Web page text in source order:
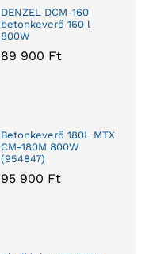
DENZEL DCM-160
betonkeverő 160 l
800W
89 900 Ft
Betonkeverő 180L MTX
CM-180M 800W
(954847)
95 900 Ft